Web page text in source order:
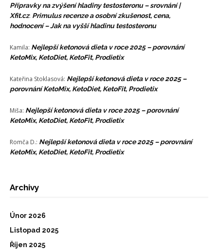
Přípravky na zvýšení hladiny testosteronu – srovnání |
Xfit.cz: Primulus recenze a osobní zkušenost, cena,
hodnocení – Jak na vyšší hladinu testosteronu
Kamila: Nejlepší ketonová dieta v roce 2025 – porovnání
KetoMix, KetoDiet, KetoFit, Prodietix
Kateřina Stoklasová: Nejlepší ketonová dieta v roce 2025 –
porovnání KetoMix, KetoDiet, KetoFit, Prodietix
Miša: Nejlepší ketonová dieta v roce 2025 – porovnání
KetoMix, KetoDiet, KetoFit, Prodietix
Romča D.: Nejlepší ketonová dieta v roce 2025 – porovnání
KetoMix, KetoDiet, KetoFit, Prodietix
Archivy
Únor 2026
Listopad 2025
Říjen 2025